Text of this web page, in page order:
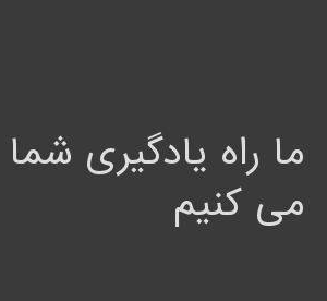
ما راه یادگیری شما
می کنیم